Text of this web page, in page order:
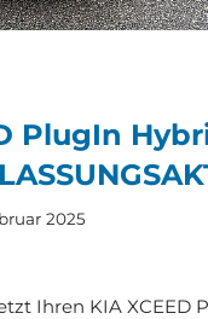
Plug­In
2025
Ihren KIA XCEED